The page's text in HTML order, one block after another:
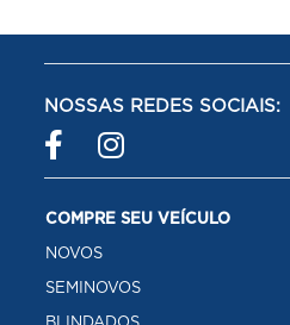
NOSSAS REDES SOCIAIS:
COMPRE SEU VEÍCULO
NOVOS
SEMINOVOS